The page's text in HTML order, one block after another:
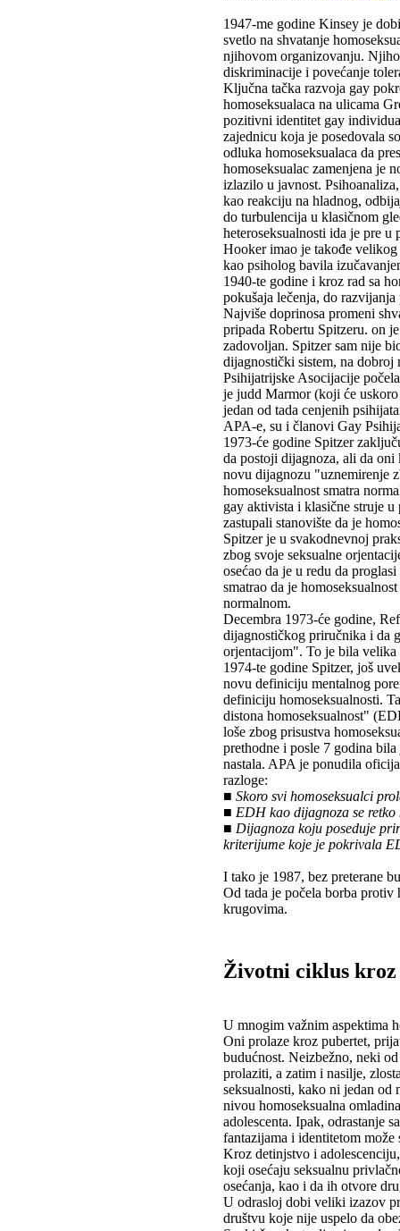
1947-me godine Kinsey je
svetlo na shvatanje
njihovom organizovanju.
diskriminacije i povećanje
Ključna tačka razvoja gay
homoseksualaca na ulicama
pozitivni identitet gay
zajednicu koja je posedovala
odluka homoseksualaca da
homoseksualac zamenjena je
izlazilo u javnost.
kao reakciju na hladnog,
do turbulencija u klasičnom
heteroseksualnosti ida je pre
Hooker imao je takođe
kao psiholog bavila
1940-te godine i kroz rad sa
pokušaja lečenja, do
Najviše doprinosa promeni
pripada Robertu Spitzeru. on
zadovoljan. Spitzer sam nije
dijagnostički sistem, na
Psihijatrijske Asocijacije
je judd Marmor (koji će
jedan od tada cenjenih
APA-e, su i članovi Gay
1973-će godine Spitzer
da postoji dijagnoza, ali da
novu dijagnozu "uznemirenje
homoseksualnost smatra
gay aktivista i klasične struje
zastupali stanovište da je
Spitzer je u svakodnevnoj
zbog svoje seksualne
osećao da je u redu da
smatrao da je
normalnom.
Decembra 1973-će godine,
dijagnostičkog priručnika i da
orjentacijom". To je bila velika
1974-te godine Spitzer, još
novu definiciju mentalnog
definiciju homoseksualnosti.
distona homoseksualnost"
loše zbog prisustva
prethodne i posle 7 godina
nastala. APA je ponudila
razloge:
■ Skoro svi homoseksualci
■ EDH kao dijagnoza se
■ Dijagnoza koju poseduje
kriterijume koje je pokrivala
I tako je 1987, bez preterane
Od tada je počela borba
krugovima.
Životni ciklus kroz
U mnogim važnim aspektima
Oni prolaze kroz pubertet,
budućnost. Neizbežno, neki
prolaziti, a zatim i nasilje,
seksualnosti, kako ni jedan od
nivou homoseksualna
adolescenta. Ipak, odrastanje
fantazijama i identitetom može
Kroz detinjstvo i
koji osećaju seksualnu
osećanja, kao i da ih otvore
U odrasloj dobi veliki izazov
društvu koje nije uspelo da